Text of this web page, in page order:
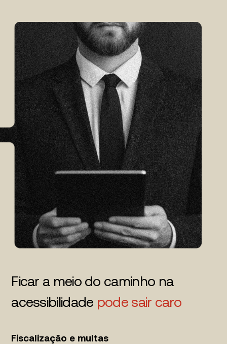
Ficar a meio do caminho na
acessibilidade pode sair caro
Fiscalização e multas